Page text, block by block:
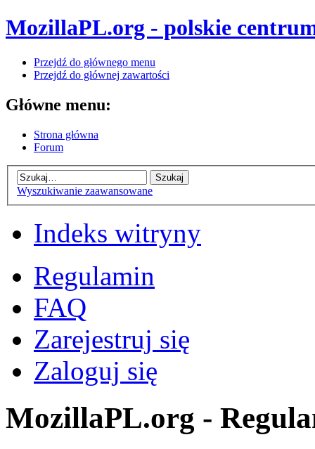
MozillaPL.org - polskie
Przejdź do głównego menu
Przejdź do głównej zawartości
Główne menu:
Strona główna
Forum
Wyszukiwanie zaawansowane
Indeks witryny
Regulamin
FAQ
Zarejestruj się
Zaloguj się
MozillaPL.org -